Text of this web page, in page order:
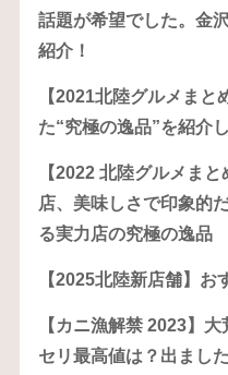
話題が希望でした。金
紹介！
【2021北陸グルメま
た“究極の逸品”を紹介
【2022 北陸グルメま
店、美味しさで印象的
る実力店の究極の逸品
【2025北陸新店舗】お
【カニ漁解禁 2023】
セリ最高値は？出まし